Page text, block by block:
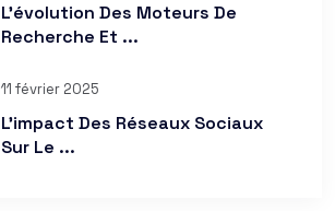
L’évolution Des Moteurs De
Recherche Et ...
11 février 2025
L’impact Des Réseaux Sociaux
Sur Le ...